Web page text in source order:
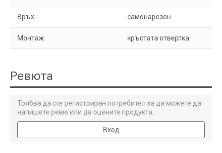
Връх: самонарезен
Монтаж: кръстата отвертка
Ревюта
Трябва да сте регистриран потребител за да можете да
напишете ревю или да оцените продукта.
Вход